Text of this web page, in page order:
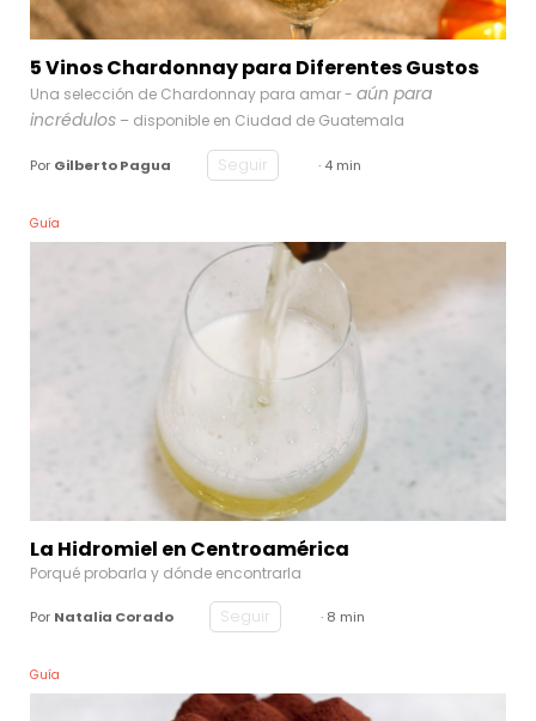
5 Vinos Chardonnay para Diferentes Gustos
Una selección de Chardonnay para amar - aún para
incrédulos – disponible en Ciudad de Guatemala
Por Gilberto Pagua Seguir · 4 min
Guía
La Hidromiel en Centroamérica
Porqué probarla y dónde encontrarla
Por Natalia Corado Seguir · 8 min
Guía